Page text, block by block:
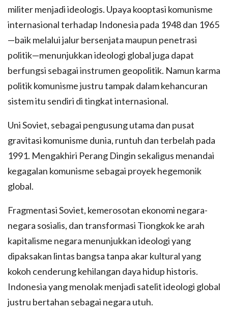
militer menjadi ideologis. Upaya kooptasi komunisme
internasional terhadap Indonesia pada 1948 dan 1965
—baik melalui jalur bersenjata maupun penetrasi
politik—menunjukkan ideologi global juga dapat
berfungsi sebagai instrumen geopolitik. Namun karma
politik komunisme justru tampak dalam kehancuran
sistem itu sendiri di tingkat internasional.
Uni Soviet, sebagai pengusung utama dan pusat
gravitasi komunisme dunia, runtuh dan terbelah pada
1991. Mengakhiri Perang Dingin sekaligus menandai
kegagalan komunisme sebagai proyek hegemonik
global.
Fragmentasi Soviet, kemerosotan ekonomi negara-
negara sosialis, dan transformasi Tiongkok ke arah
kapitalisme negara menunjukkan ideologi yang
dipaksakan lintas bangsa tanpa akar kultural yang
kokoh cenderung kehilangan daya hidup historis.
Indonesia yang menolak menjadi satelit ideologi global
justru bertahan sebagai negara utuh.